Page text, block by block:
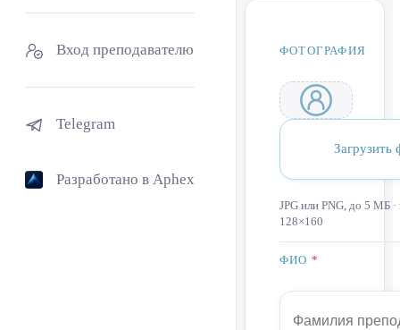
Вход преподавателю
Telegram
Разработано в Aphex
ФОТОГРАФИЯ
Загрузить
JPG или PNG, до 5 МБ
128×160
ФИО *